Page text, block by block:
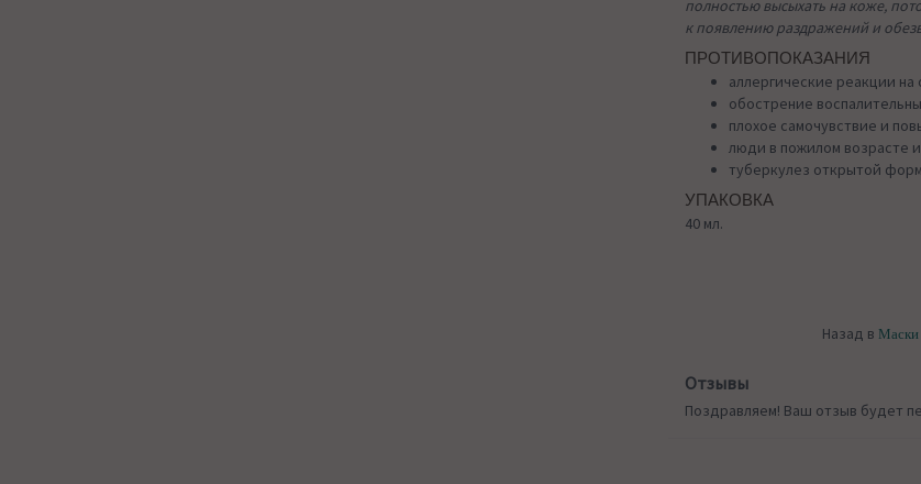
полностью высыхать на коже,
к появлению раздражений и
ПРОТИВОПОКАЗАНИЯ
аллергические реакции
обострение
плохое самочувствие и
люди в пожилом возрасте
туберкулез открытой
УПАКОВКА
40 мл.
Назад в Маски
Отзывы
Поздравляем! Ваш отзыв будет